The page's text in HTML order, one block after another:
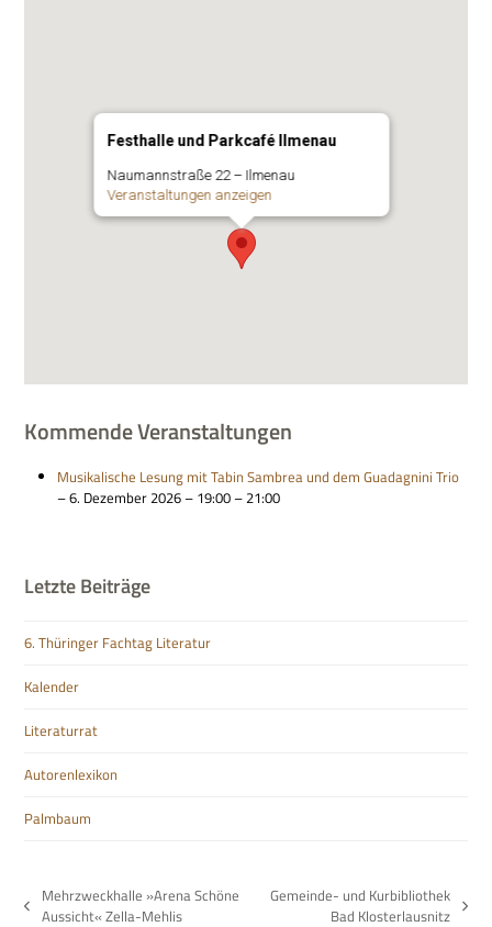
Festhalle und Parkcafé Ilmenau
Nau­mann­straße 22 – Ilmenau
Ver­an­stal­tun­gen anzeigen
Kommende Veranstaltungen
Musi­ka­li­sche Lesung mit Tabin Sam­brea und dem Gua­d­a­gnini Trio
– 6. Dezem­ber 2026 – 19:00 – 21:00
Letzte Beiträge
6. Thüringer Fachtag Literatur
Kalender
Literaturrat
Autorenlexikon
Palmbaum
vorheriger
Mehrzweckhalle »Arena Schöne
Aussicht« Zella-Mehlis
Gemeinde- und Kurbibliothek
Bad Klosterlausnitz